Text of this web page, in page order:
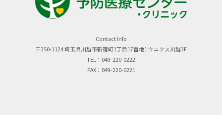
Contact Info
〒350-1124 埼玉県川越市新宿町1丁目17番地1 ウニクス川越3F
TEL：049-220-0222
FAX：049-220-0221